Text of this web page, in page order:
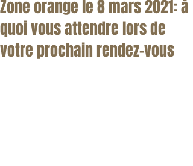
Zone orange le 8 mars 2021: à
quoi vous attendre lors de
votre prochain rendez-vous